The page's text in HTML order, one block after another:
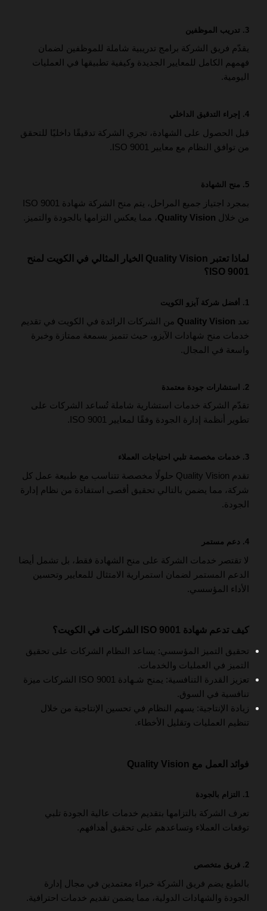
3. تدريب الموظفين
يقدّم فريق الشركة برامج تدريبية شاملة للموظفين لضمان
فهمهم الكامل للمعايير الجديدة وكيفية تطبيقها في العمليات
اليومية.
4. إجراء التدقيق الداخلي
قبل الحصول على الشهادة، تجري الشركة تدقيقًا داخليًا للتحقق
من توافق النظام مع معايير ISO 9001.
5. منح الشهادة
بمجرد اجتياز جميع المراحل، يتم منح الشركة شهادة ISO 9001
من خلال Quality Vision، مما يعكس التزامها بالجودة والتميز.
لماذا تعتبر Quality Vision الخيار المثالي في الكويت لمنح
ISO 9001؟
1. أفضل شركة آيزو الكويت
تعد Quality Vision من الشركات الرائدة في الكويت في تقديم
خدمات منح شهادات الآيزو، حيث تتميز بسمعة ممتازة وخبرة
واسعة في المجال.
2. استشارات جودة معتمدة
تقدّم الشركة خدمات استشارية شاملة تُساعد الشركات على
تطوير أنظمة إدارة الجودة وفقًا لمعايير ISO 9001.
3. خدمات مخصصة تلبي احتياجات العملاء
تقدم Quality Vision حلولًا مخصصة تتناسب مع طبيعة عمل كل
شركة، مما يضمن بالتالي تحقيق أقصى استفادة من نظام إدارة
الجودة.
4. دعم مستمر
لا تقتصر خدمات الشركة على منح الشهادة فقط، بل تشمل أيضا
الدعم المستمر لضمان استمرارية الامتثال للمعايير وتحسين
الأداء المؤسسي.
كيف تدعم شهادة ISO 9001 الشركات في الكويت؟
تحقيق التميز المؤسسي: يساعد النظام الشركات على تحقيق
التميز في العمليات والخدمات.
تعزيز القدرة التنافسية: يمنح شـهادة ISO 9001 الشركات ميزة
تنافسية في السوق.
زيادة الإنتاجية: يسهم النظام في تحسين الإنتاجية من خلال
تنظيم العمليات وتقليل الأخطاء.
فوائد العمل مع Quality Vision
1. التزام بالجودة
تعرف الشركة بالتزامها بتقديم خدمات عالية الجودة تلبي
توقعات العملاء وتساعدهم على تحقيق أهدافهم.
2. فريق متخصص
بالطبع يضم فريق الشركة خبراء معتمدين في مجال إدارة
الجودة والشهادات الدولية، مما يضمن تقديم خدمات احترافية.